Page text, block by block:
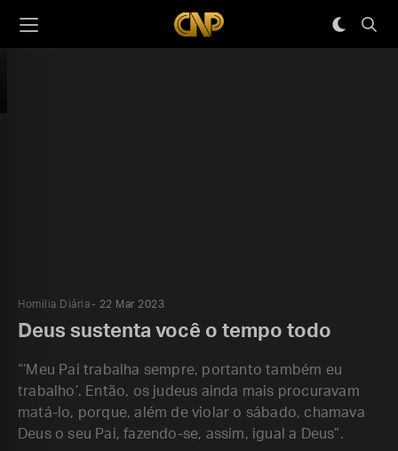
Homilia Diária 22 Mar 2023
Deus sustenta você o tempo todo
“‘Meu Pai trabalha sempre, portanto também eu
trabalho’. Então, os judeus ainda mais procuravam
matá-lo, porque, além de violar o sábado, chamava
Deus o seu Pai, fazendo-se, assim, igual a Deus”.